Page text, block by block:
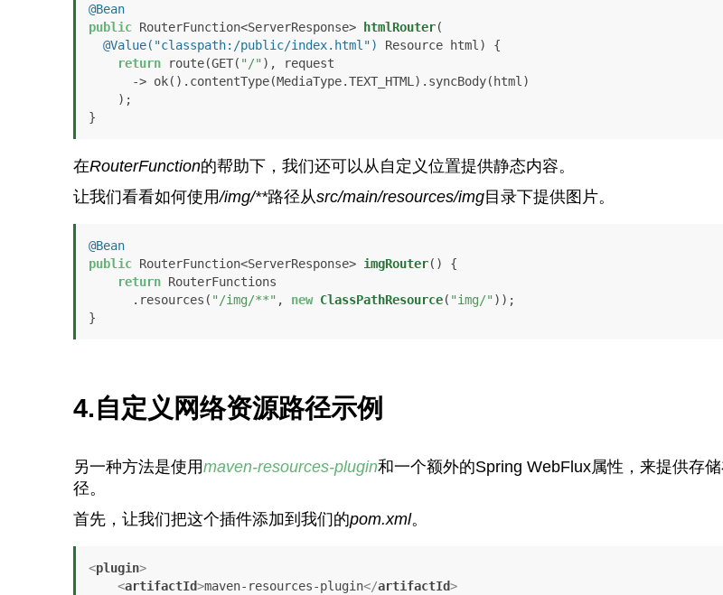
@Bean
public RouterFunction<ServerResponse> htmlRouter(
@Value("classpath:/public/index.html")
Resource html)
{
return route(GET( "/" ), request
}
在RouterFunction的帮助下，我们还可以从自定义位置提供静态内容。
让我们看看如何使用/img/**路径从src/main/resources/img目录下提供图片。
@Bean
public RouterFunction<ServerResponse> imgRouter()
{
return RouterFunctions
      .resources(
"/img/**" , new ClassPathResource( "img/" ));
}
4.自定义网络资源路径示例
另一种方法是使用maven-resources-plugin和一个额外的Spring WebFlux属性，来提供存
径。
首先，让我们把这个插件添加到我们的pom.xml。
<plugin>
<artifactId>maven-resources-plugin</artifactId>